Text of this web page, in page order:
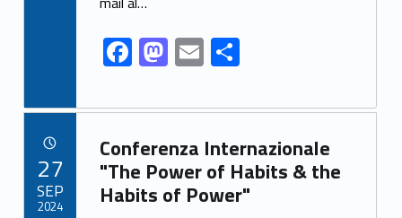
k
F
ac
e
b
o
o
M
as
to
d
o
n
E
m
ai
l
C
n
di
vi
di
Link identifier archive #link-archive-92443
Conferenza Internazionale
"The Power of Habits & the
Habits of Power"
27
SEP
2024